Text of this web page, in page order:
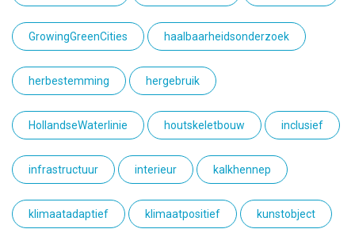
GrowingGreenCities haalbaarheidsonderzoek
herbestemming hergebruik
HollandseWaterlinie houtskeletbouw inclusief
infrastructuur interieur kalkhennep
klimaatadaptief klimaatpositief kunstobject